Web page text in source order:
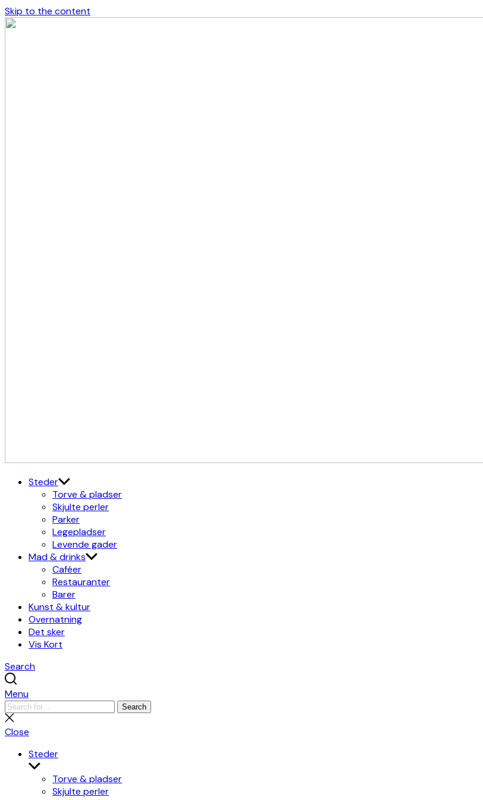
Skip to the content
Steder
Torve & pladser
Skjulte perler
Parker
Legepladser
Levende gader
Mad & drinks
Caféer
Restauranter
Barer
Kunst & kultur
Overnatning
Det sker
Vis Kort
Search
Menu
Search
for:
Search
Close
search
Close
Steder
Show
sub
menu
Torve & pladser
Skjulte perler